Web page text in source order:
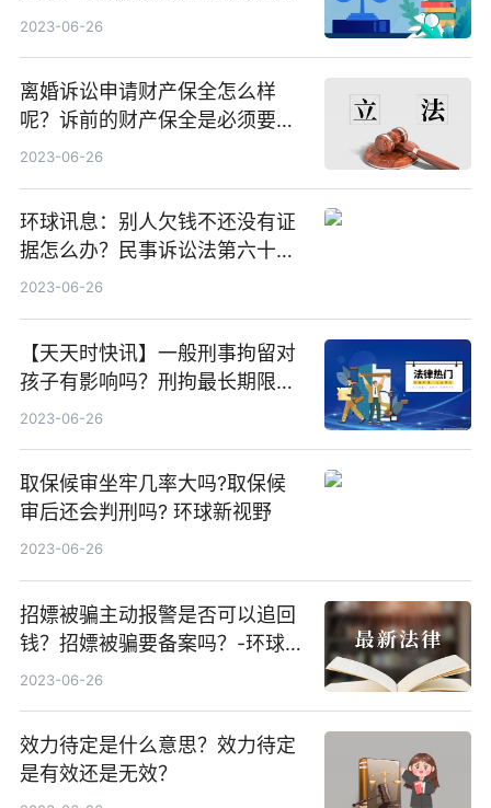
于一审行政案件吗？
2023-06-26
离婚诉讼申请财产保全怎么样
呢？诉前的财产保全是必须要提
供担保的吗？-世界观察
2023-06-26
环球讯息：别人欠钱不还没有证
据怎么办？民事诉讼法第六十四
条规定内容是什么？
2023-06-26
【天天时快讯】一般刑事拘留对
孩子有影响吗？刑拘最长期限为
37天吗？
2023-06-26
取保候审坐牢几率大吗?取保候
审后还会判刑吗? 环球新视野
2023-06-26
招嫖被骗主动报警是否可以追回
钱？招嫖被骗要备案吗？-环球即
时
2023-06-26
效力待定是什么意思？效力待定
是有效还是无效？